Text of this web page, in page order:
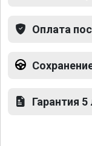
Оплата
Гарантия 5